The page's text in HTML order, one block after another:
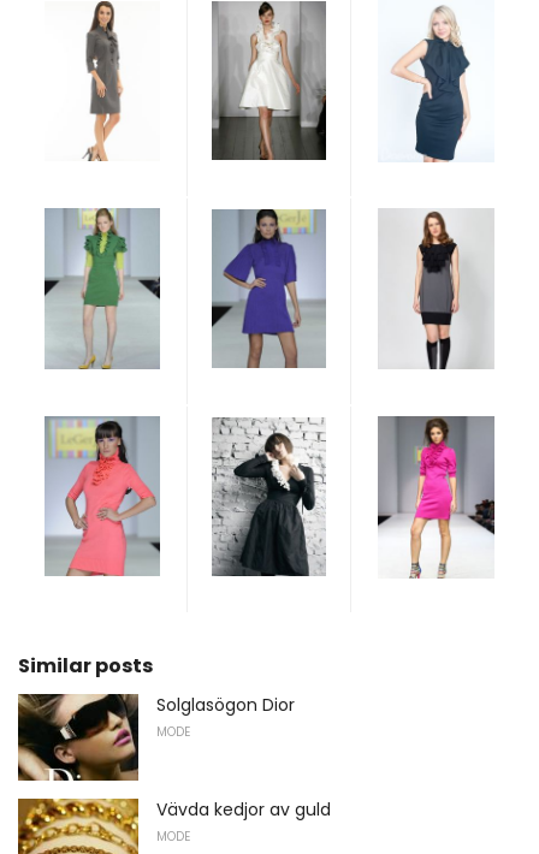
Similar posts
Solglasögon Dior
MODE
Vävda kedjor av guld
MODE